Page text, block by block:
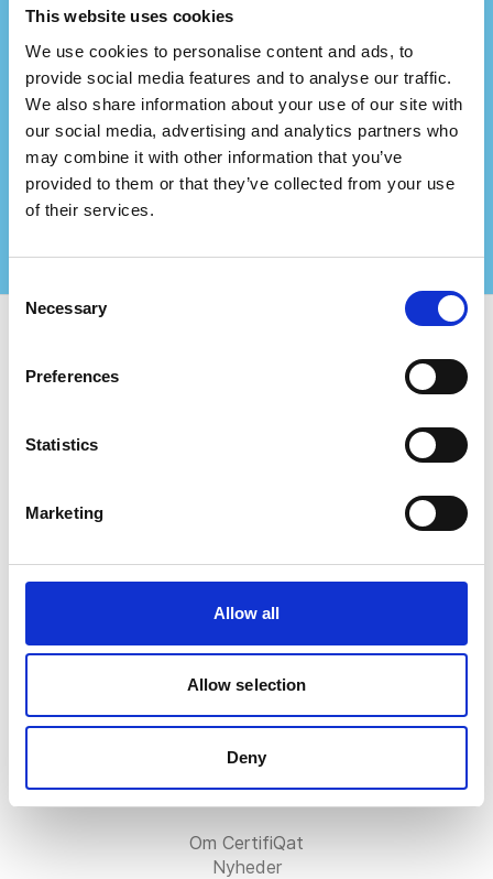
This website uses cookies
We use cookies to personalise content and ads, to
provide social media features and to analyse our traffic.
We also share information about your use of our site with
our social media, advertising and analytics partners who
may combine it with other information that you’ve
provided to them or that they’ve collected from your use
of their services.
Selection
Necessary
Preferences
Statistics
Marketing
Allow all
Allow selection
Deny
Repræsenterer du et
konsulentfirma?
Indgå partnerskab med os og skab endnu større
værdi for dine certificerede kunder!
Kontakt os for mere information
Certifiqat-badget
Faktura/Regning
Kontakt supportteamet
For partnere:
Bliv konsulentpartner
Tilføj din konsulentvirksomhed
Kontakt partnerteamet
Om Certifiqat:
Om CertifiQat
Nyheder